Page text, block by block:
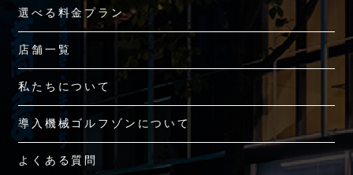
選べる料金プラン
店舗一覧
私たちについて
導入機械ゴルフゾンについて
よくある質問